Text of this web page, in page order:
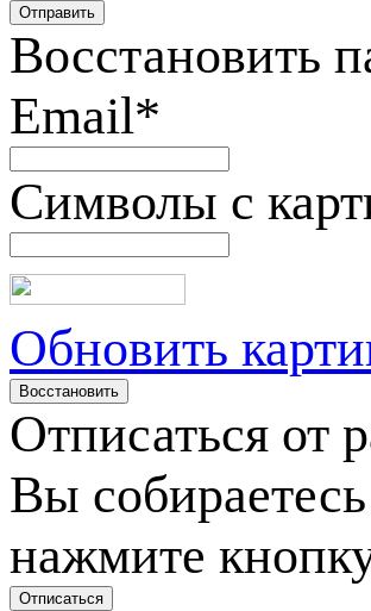
Восстановить
Email*
Символы с
Обновить
Отписаться от
Вы
нажмите